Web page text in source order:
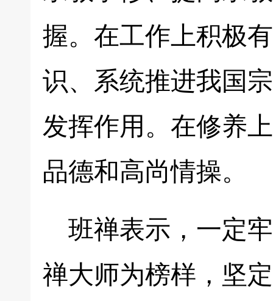
握。在工作上积极
识、系统推进我国
发挥作用。在修养
品德和高尚情操。
班禅表示，一定
禅大师为榜样，坚